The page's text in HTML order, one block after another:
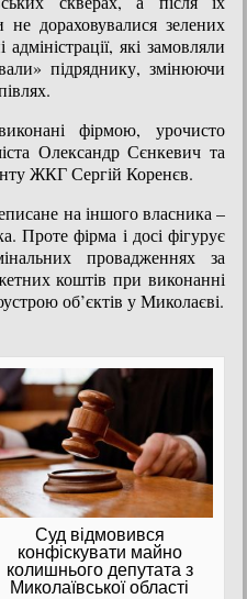
не дораховувалися зелених
які замовляли
підряднику, змінюючи
фірмою, урочисто
Олександр Сєнкевич та
ЖКГ Сергій Коренєв.
на іншого власника –
Проте фірма і досі фігурує
провадженнях за
коштів при виконанні
об’єктів у Миколаєві.
Суд відмовився
конфіскувати майно
колишнього депутата з
Миколаївської області